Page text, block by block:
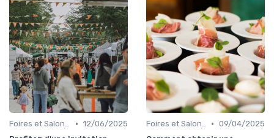
Foires et Salons Grand Public • 12/06/2025
Foires et Salons Grand Public • 09/04/2025